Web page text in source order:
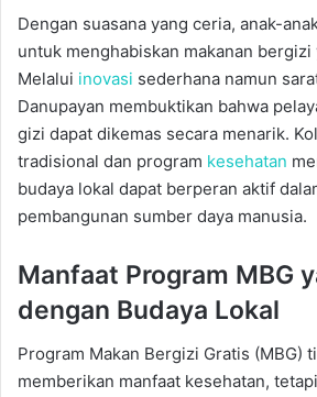
Dengan suasana yang ceria, anak-
untuk menghabiskan makanan bergizi
Melalui inovasi sederhana namun
Danupayan membuktikan bahwa
gizi dapat dikemas secara menarik.
tradisional dan program kesehatan
budaya lokal dapat berperan aktif
pembangunan sumber daya manusia.
Manfaat Program MBG
dengan Budaya Lokal
Program Makan Bergizi Gratis (MBG)
memberikan manfaat kesehatan,